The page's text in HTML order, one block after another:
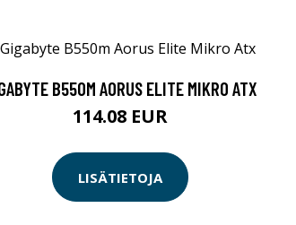
B550M AORUS ELITE MIKRO ATX
114.08 EUR
LISÄTIETOJA